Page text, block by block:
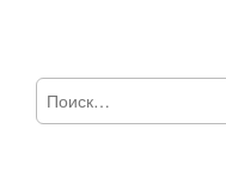
Найти: